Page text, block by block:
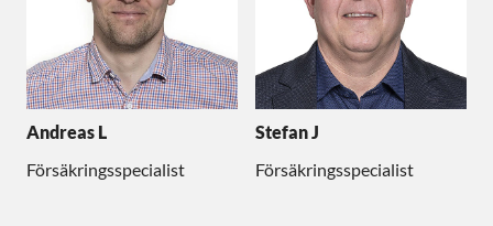
Andreas L
Försäkringsspecialist
Stefan J
Försäkringsspecialist